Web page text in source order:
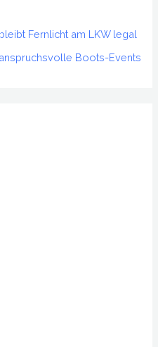
Fernlicht am LKW legal
Boots-Events